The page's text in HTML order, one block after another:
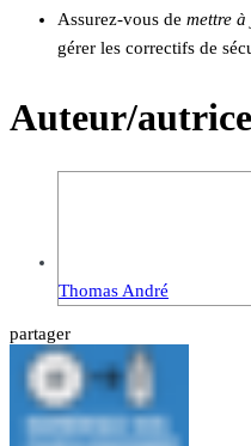
Assurez-vous de mettre
gérer les correctifs de
Auteur/autrice
Thomas André
partager